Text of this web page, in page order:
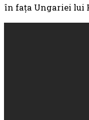
în fața Ungariei lui